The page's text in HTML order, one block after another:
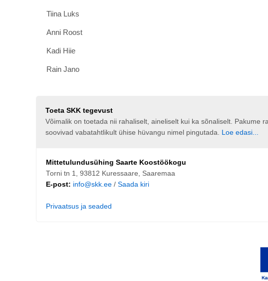
Tiina Luks
Anni Roost
Kadi Hiie
Rain Jano
Toeta SKK tegevust
Võimalik on toetada nii rahaliselt, aineliselt kui ka sõnaliselt. Pakume
soovivad vabatahtlikult ühise hüvangu nimel pingutada. Loe edasi...
Mittetulundusühing Saarte Koostöökogu
Torni tn 1, 93812 Kuressaare, Saaremaa
E-post: info@skk.ee/ Saada kiri
Privaatsus ja seaded